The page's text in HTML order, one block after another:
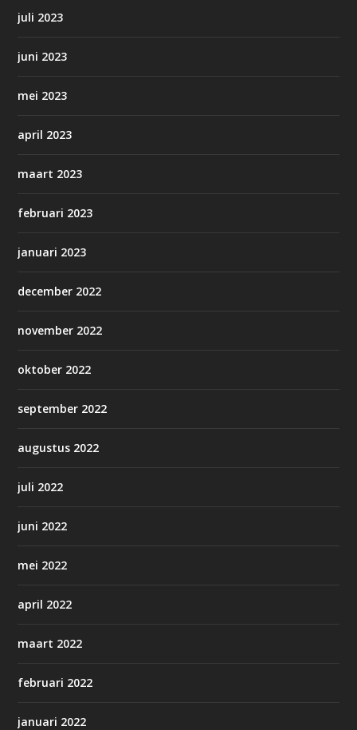
juli 2023
juni 2023
mei 2023
april 2023
maart 2023
februari 2023
januari 2023
december 2022
november 2022
oktober 2022
september 2022
augustus 2022
juli 2022
juni 2022
mei 2022
april 2022
maart 2022
februari 2022
januari 2022